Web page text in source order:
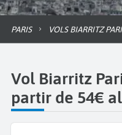
PARIS VOLS BIARRITZ
Vol Biarritz
partir de 54€